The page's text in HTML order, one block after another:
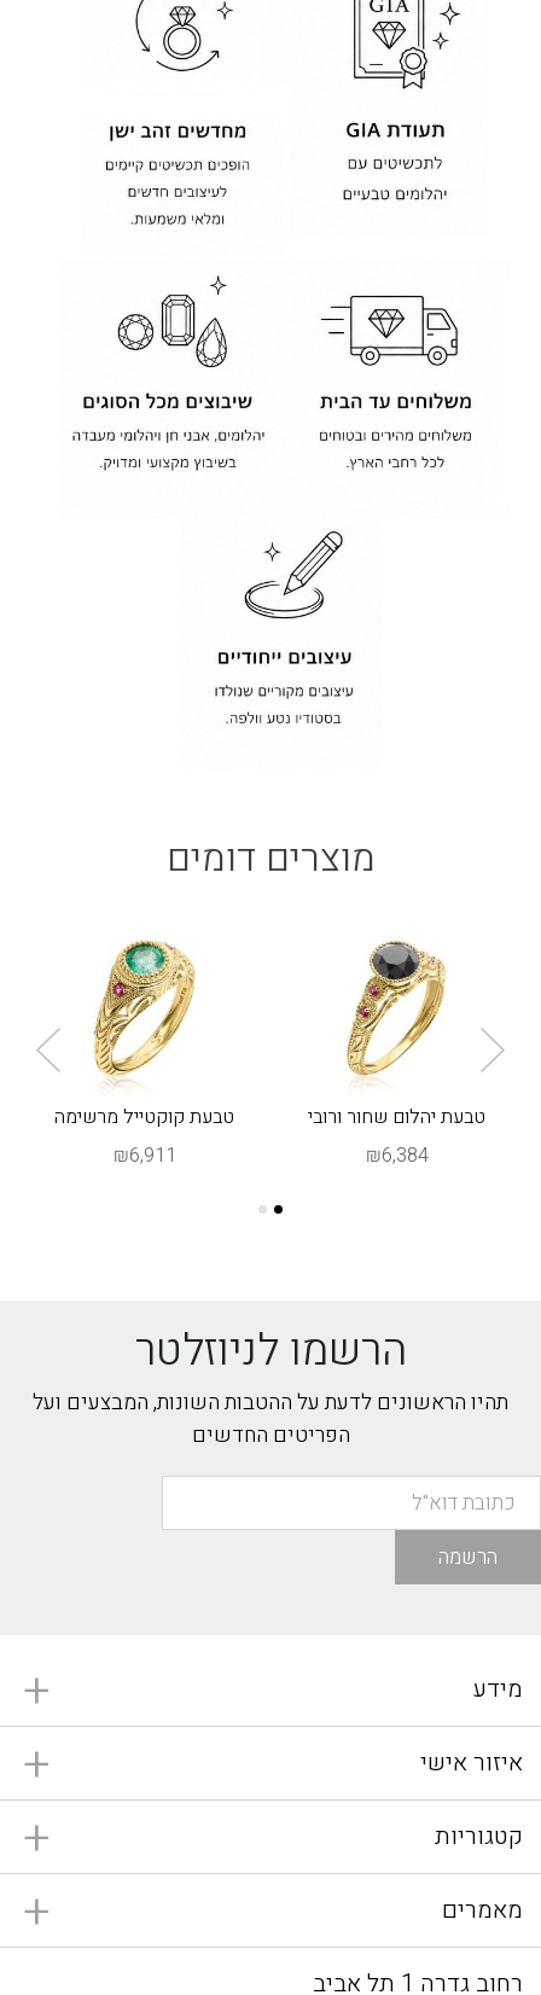
מוצרים דומים
טבעת יהלום שחור ורובי
₪6,384
טבעת קוקטייל מרשימה
₪6,911
הרשמו לניוזלטר
תהיו הראשונים לדעת על ההטבות השונות, המבצעים ועל
הפריטים החדשים
הרשמה
מידע
איזור אישי
קטגוריות
מאמרים
רחוב גדרה 1 תל אביב